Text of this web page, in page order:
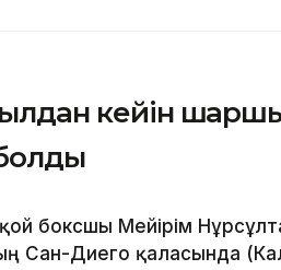
кейін
боксшы Мейірім
Сан-Диего қаласында